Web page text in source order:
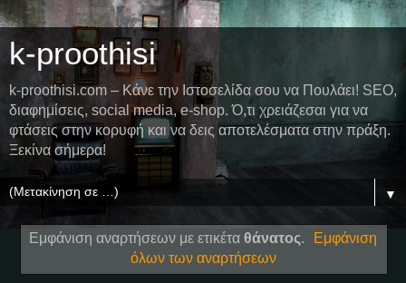
k-proothisi
k-proothisi.com – Κάνε την Ιστοσελίδα σου να Πουλάει! SEO,
διαφημίσεις, social media, e-shop. Ό,τι χρειάζεσαι για να
φτάσεις στην κορυφή και να δεις αποτελέσματα στην πράξη.
Ξεκίνα σήμερα!
▼
Εμφάνιση αναρτήσεων με ετικέτα θάνατος.
Εμφάνιση
όλων των αναρτήσεων